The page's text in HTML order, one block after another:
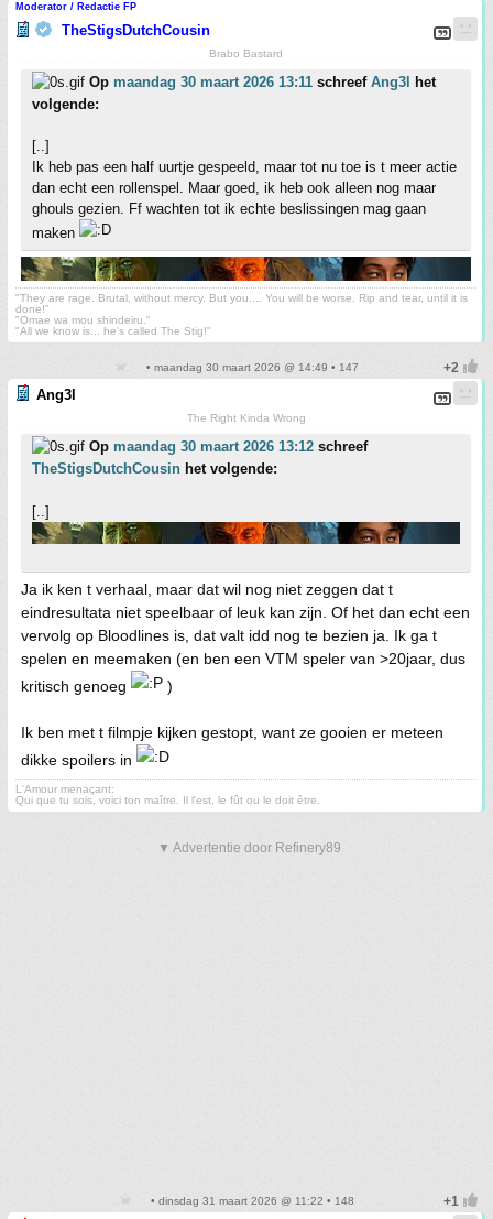
Moderator / Redactie FP
TheStigsDutchCousin
Brabo Bastard
Op maandag 30 maart 2026 13:11 schreef Ang3l
het
volgende:
[..]
Ik heb pas een half uurtje gespeeld, maar tot nu toe is t meer actie
dan echt een rollenspel. Maar goed, ik heb ook alleen nog maar
ghouls gezien. Ff wachten tot ik echte beslissingen mag gaan
maken
"They are rage. Brutal, without mercy. But you.... You will be worse. Rip and tear, until it is
done!"
"Omae wa mou shindeiru."
"All we know is... he's called The Stig!"
• maandag 30 maart 2026 @ 14:49 • 147
Ang3l
The Right Kinda Wrong
Op maandag 30 maart 2026 13:12 schreef
TheStigsDutchCousin het volgende:
[..]
Ja ik ken t verhaal, maar dat wil nog niet zeggen dat t
eindresultata niet speelbaar of leuk kan zijn. Of het dan echt een
vervolg op Bloodlines is, dat valt idd nog te bezien ja. Ik ga t
spelen en meemaken (en ben een VTM speler van >20jaar, dus
kritisch genoeg
)
Ik ben met t filmpje kijken gestopt, want ze gooien er meteen
dikke spoilers in
L'Amour menaçant:
Qui que tu sois, voici ton maître. Il l'est, le fût ou le doit être.
▼ Advertentie door Refinery89
• dinsdag 31 maart 2026 @ 11:22 • 148